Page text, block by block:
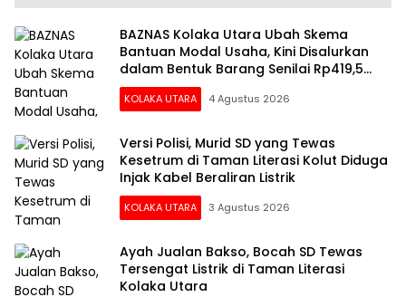
BAZNAS Kolaka Utara Ubah Skema
Bantuan Modal Usaha, Kini Disalurkan
dalam Bentuk Barang Senilai Rp419,5
Juta
KOLAKA UTARA 4 Agustus 2026
Versi Polisi, Murid SD yang Tewas
Kesetrum di Taman Literasi Kolut Diduga
Injak Kabel Beraliran Listrik
KOLAKA UTARA 3 Agustus 2026
Ayah Jualan Bakso, Bocah SD Tewas
Tersengat Listrik di Taman Literasi
Kolaka Utara